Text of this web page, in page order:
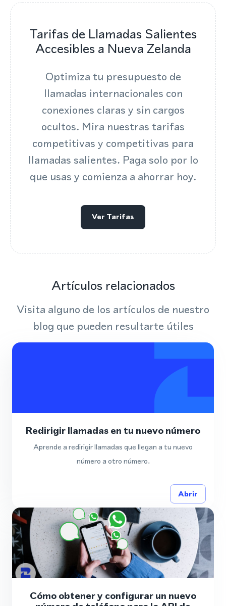
Tarifas de Llamadas Salientes
Accesibles a Nueva Zelanda
Optimiza tu presupuesto de
llamadas internacionales con
conexiones claras y sin cargos
ocultos. Mira nuestras tarifas
competitivas y competitivas para
llamadas salientes. Paga solo por lo
que usas y comienza a ahorrar hoy.
Ver Tarifas
Artículos relacionados
Visita alguno de los artículos de nuestro
blog que pueden resultarte útiles
Redirigir llamadas en tu nuevo número
Aprende a redirigir llamadas que llegan a tu nuevo
número a otro número.
Abrir
Cómo obtener y configurar un nuevo